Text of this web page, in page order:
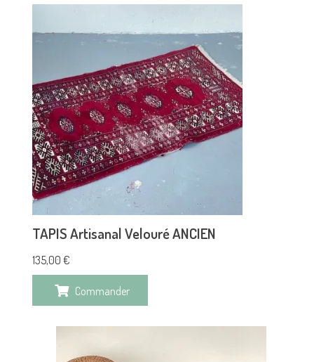
TAPIS Artisanal Velouré ANCIEN
135,00 €
Commander